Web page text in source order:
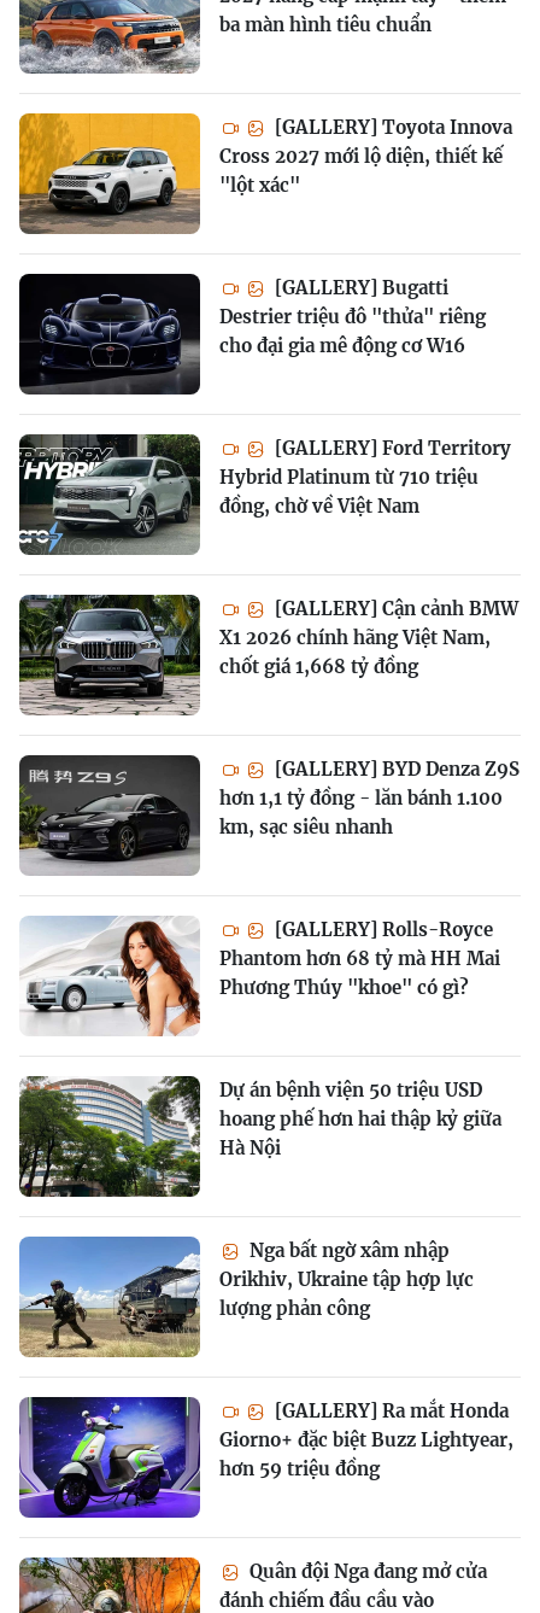
ba màn hình tiêu chuẩn
[GALLERY] Toyota Innova
Cross 2027 mới lộ diện, thiết kế
"lột xác"
[GALLERY] Bugatti
Destrier triệu đô "thửa" riêng
cho đại gia mê động cơ W16
[GALLERY] Ford Territory
Hybrid Platinum từ 710 triệu
đồng, chờ về Việt Nam
[GALLERY] Cận cảnh BMW
X1 2026 chính hãng Việt Nam,
chốt giá 1,668 tỷ đồng
[GALLERY] BYD Denza Z9S
hơn 1,1 tỷ đồng - lăn bánh 1.100
km, sạc siêu nhanh
[GALLERY] Rolls-Royce
Phantom hơn 68 tỷ mà HH Mai
Phương Thúy "khoe" có gì?
Dự án bệnh viện 50 triệu USD
hoang phế hơn hai thập kỷ giữa
Hà Nội
Nga bất ngờ xâm nhập
Orikhiv, Ukraine tập hợp lực
lượng phản công
[GALLERY] Ra mắt Honda
Giorno+ đặc biệt Buzz Lightyear,
hơn 59 triệu đồng
Quân đội Nga đang mở cửa
đánh chiếm đầu cầu vào